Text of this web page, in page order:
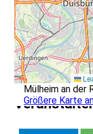
Mülheim an der
Größere Karte